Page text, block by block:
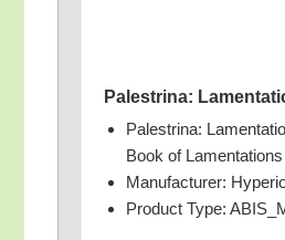
Pal­estri­na:
Pal­estri­na:
Book of Lamentations
Manu­fac­tu­rer:
Pro­duct Type: